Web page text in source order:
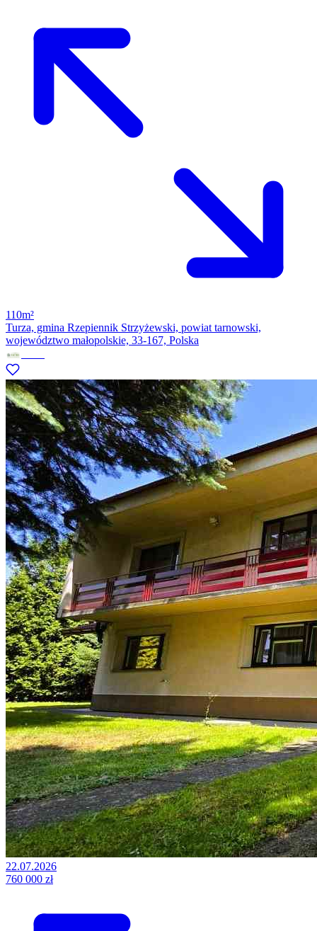
110m²
Turza, gmina Rzepiennik Strzyżewski, powiat tarnowski,
województwo małopolskie, 33-167, Polska
22.07.2026
760 000 zł